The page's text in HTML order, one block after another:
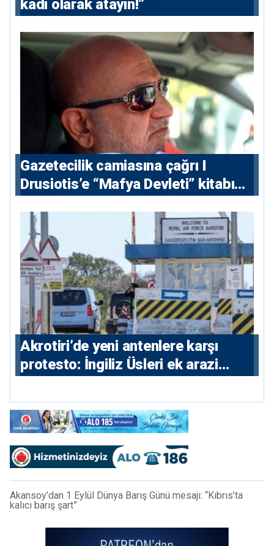
kadı olarak atayın!”
Gazetecilik camiasına çağrı I
⁠Drusiotis’e “Mafya Devleti” kitabı
⁠Akrotiri’de yeni antenlere karşı
protesto: İngiliz Üsleri ek arazi
Akansoy’dan 1 Eylül Dünya Barış Günü mesajı: “Kıbrıs’ta
kalıcı barış şart”